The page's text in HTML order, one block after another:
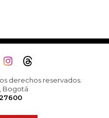
derechos reservados.
Bogotá